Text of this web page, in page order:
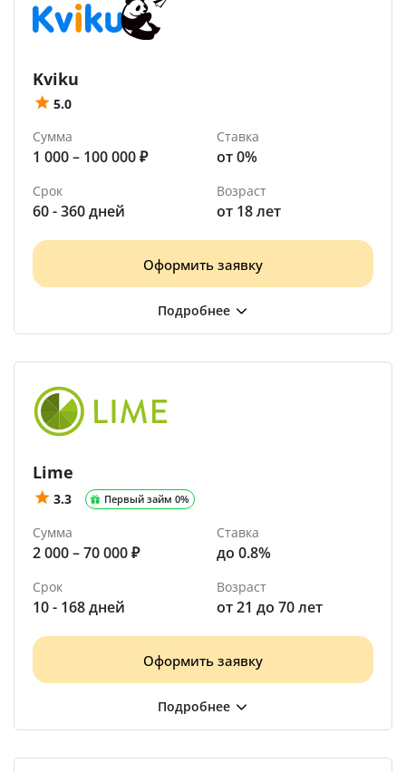
Kviku
5.0
Сумма
1 000 – 100 000 ₽
Ставка
от 0%
Срок
60 - 360 дней
Возраст
от 18 лет
Оформить заявку
Lime
3.3 Первый займ 0%
Сумма
2 000 – 70 000 ₽
Ставка
до 0.8%
Срок
10 - 168 дней
Возраст
от 21 до 70 лет
Оформить заявку